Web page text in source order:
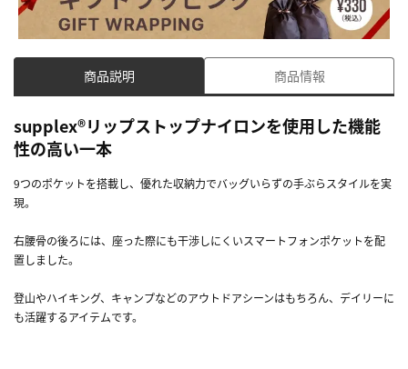
商品説明 商品情報
supplex®リップストップナイロンを使用した機能
性の高い一本
9つのポケットを搭載し、優れた収納力でバッグいらずの手ぶらスタイルを実
現。
右腰骨の後ろには、座った際にも干渉しにくいスマートフォンポケットを配
置しました。
登山やハイキング、キャンプなどのアウトドアシーンはもちろん、デイリーに
も活躍するアイテムです。